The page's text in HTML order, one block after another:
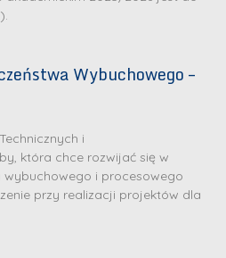
Wybuchowego –
i
która chce rozwijać się w
i procesowego
przy realizacji projektów dla